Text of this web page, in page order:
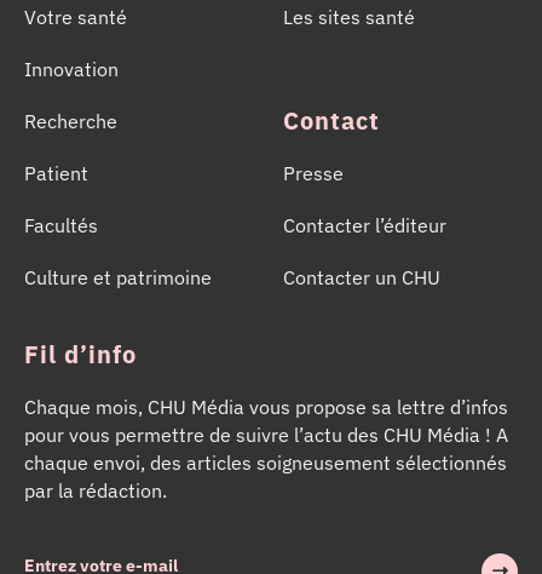
Votre santé
Innovation
Recherche
Patient
Facultés
Culture et patrimoine
Les sites santé
Contact
Presse
Contacter l’éditeur
Contacter un CHU
Fil d’info
Chaque mois, CHU Média vous propose sa lettre d’infos
pour vous permettre de suivre l’actu des CHU Média ! A
chaque envoi, des articles soigneusement sélectionnés
par la rédaction.